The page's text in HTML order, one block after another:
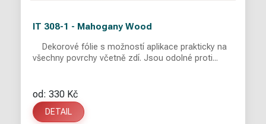
IT 308-1 - Mahogany Wood
všechny povrchy včetně zdí. Jsou odolné proti...
od: 330 Kč
DETAIL